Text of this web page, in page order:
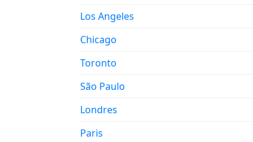
Los Angeles
Chicago
Toronto
São Paulo
Londres
Paris